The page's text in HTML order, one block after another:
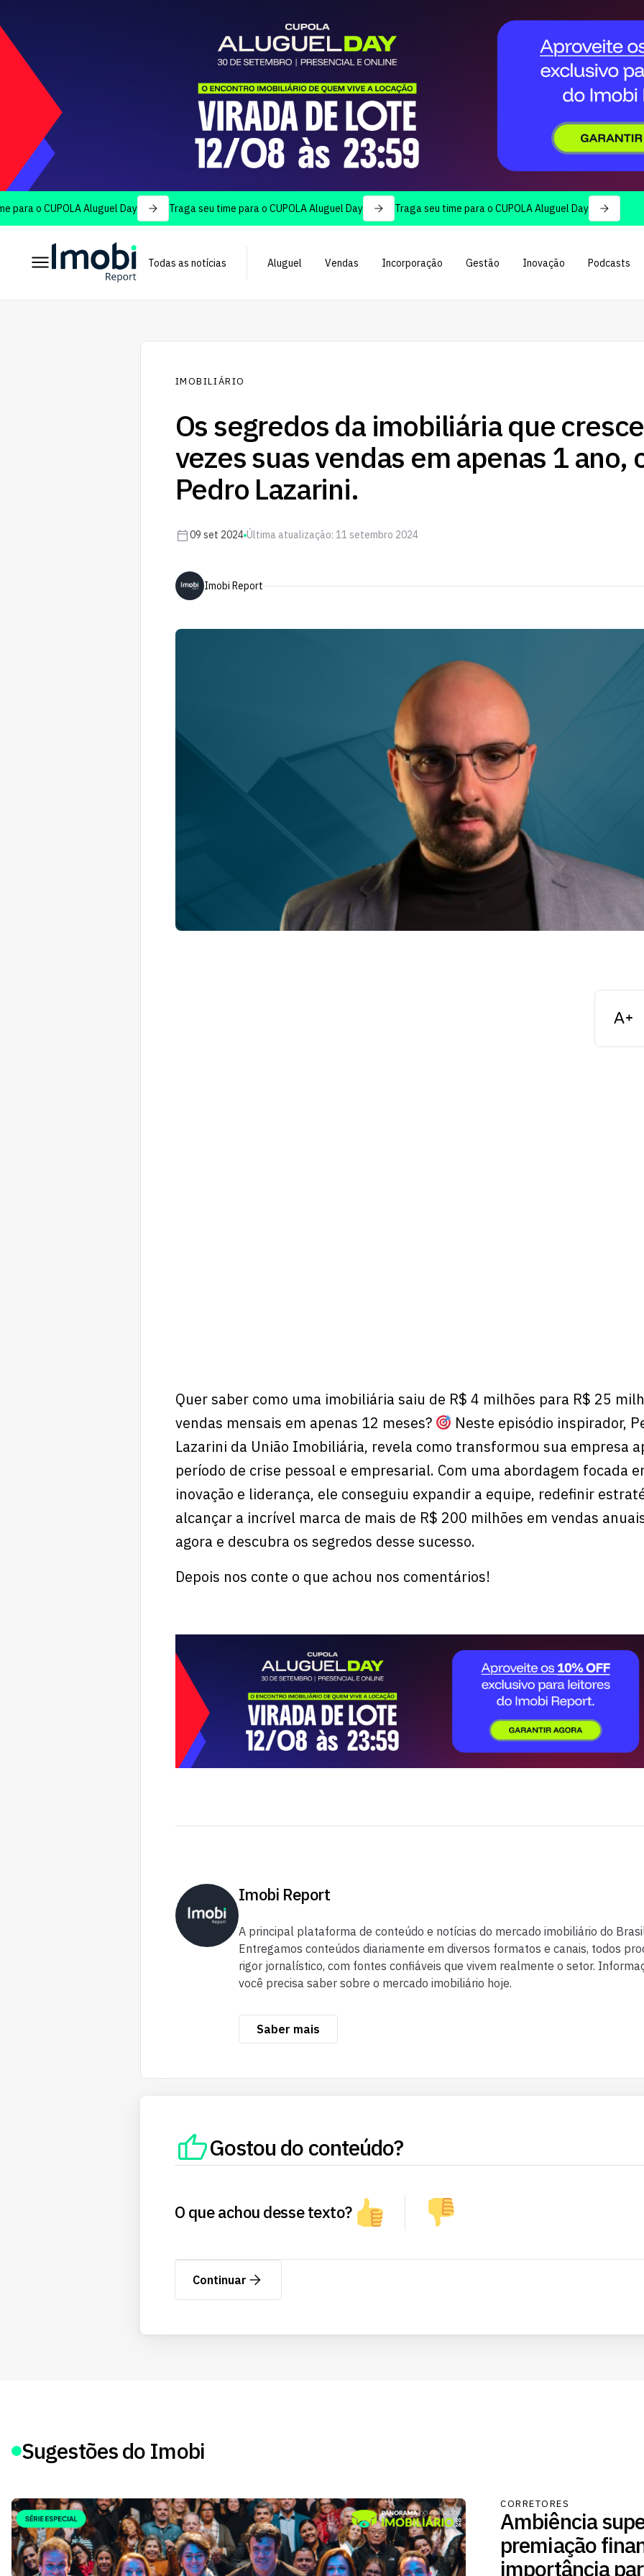
Aluguel Day Traga seu time para o CUPOLA Aluguel Day Traga seu time para o CUPOLA Aluguel Day
Todas as notícias Aluguel Vendas Incorporação Gestão Inovação Podcasts
IMOBILIÁRIO
Os segredos da imobiliária que
vezes suas vendas em apenas 1 ano,
Pedro Lazarini.
09 set 2024 Última atualização: 11 setembro 2024
Imobi Report
Quer saber como uma imobiliária saiu de R$ 4 milhões para R$ 25
vendas mensais em apenas 12 meses?
Neste episódio inspirador,
Lazarini da União Imobiliária, revela como transformou sua empresa
período de crise pessoal e empresarial. Com uma abordagem focada
inovação e liderança, ele conseguiu expandir a equipe, redefinir
alcançar a incrível marca de mais de R$ 200 milhões em vendas
agora e descubra os segredos desse sucesso.
Depois nos conte o que achou nos comentários!
Imobi Report
A principal plataforma de conteúdo e notícias do mercado imobiliário do
Entregamos conteúdos diariamente em diversos formatos e canais, todos
rigor jornalístico, com fontes confiáveis que vivem realmente o setor.
você precisa saber sobre o mercado imobiliário hoje.
Saber mais
Gostou do conteúdo?
O que achou desse texto?
Continuar
Sugestões do Imobi
CORRETORES
Ambiência
premiação
importância